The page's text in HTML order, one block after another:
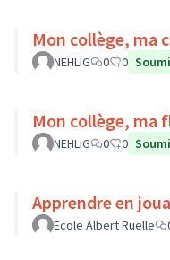
Mon collège, ma
NEHLIG 0 0
Mon collège, ma
NEHLIG 0 0
Apprendre en
Ecole Albert Ruelle